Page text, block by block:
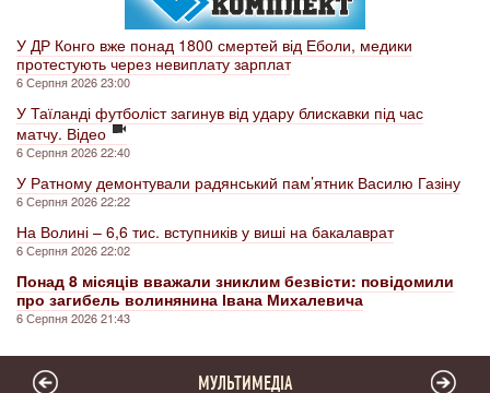
У ДР Конго вже понад 1800 смертей від Еболи, медики
протестують через невиплату зарплат
6 Серпня 2026 23:00
У Таїланді футболіст загинув від удару блискавки під час
матчу. Відео
6 Серпня 2026 22:40
У Ратному демонтували радянський пам’ятник Василю Газіну
6 Серпня 2026 22:22
На Волині – 6,6 тис. вступників у виші на бакалаврат
6 Серпня 2026 22:02
Понад 8 місяців вважали зниклим безвісти: повідомили
про загибель волинянина Івана Михалевича
6 Серпня 2026 21:43
МУЛЬТИМЕДІА